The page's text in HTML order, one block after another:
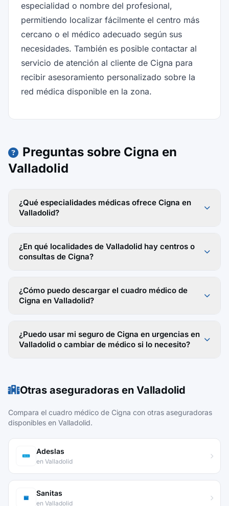
especialidad o nombre del profesional,
permitiendo localizar fácilmente el centro más
cercano o el médico adecuado según sus
necesidades. También es posible contactar al
servicio de atención al cliente de Cigna para
recibir asesoramiento personalizado sobre la
red médica disponible en la zona.
Preguntas sobre Cigna en
Valladolid
¿Qué especialidades médicas ofrece Cigna en
Valladolid?
¿En qué localidades de Valladolid hay centros o
consultas de Cigna?
¿Cómo puedo descargar el cuadro médico de
Cigna en Valladolid?
¿Puedo usar mi seguro de Cigna en urgencias en
Valladolid o cambiar de médico si lo necesito?
Otras aseguradoras en Valladolid
Compara el cuadro médico de Cigna con otras aseguradoras
disponibles en Valladolid.
Adeslas
en Valladolid
Sanitas
en Valladolid